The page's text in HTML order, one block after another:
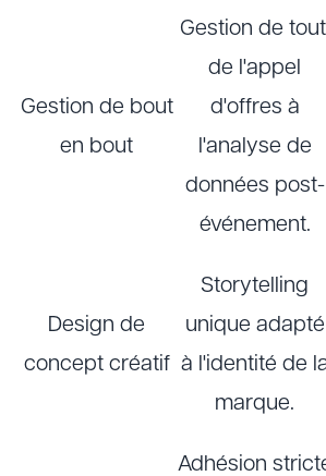
Gestion de bout
en bout
Gestion de
de l'appel
d'offres à
l'analyse de
données post-
événement.
Design de
concept créatif
Storytelling
unique adapté
à l'identité de
marque.
Adhésion